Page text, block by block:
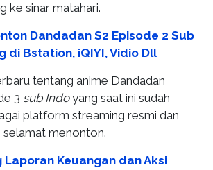
ke sinar matahari.
Dandadan S2 Episode 2 Sub
di Bstation, iQIYI, Vidio Dll
tentang anime Dandadan
3 sub Indoyang saat ini sudah
platform streaming resmi dan
selamat menonton.
Laporan Keuangan dan Aksi